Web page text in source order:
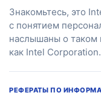
Знакомьтесь, это
с понятием
наслышаны о таком
как Intel
РЕФЕРАТЫ ПО